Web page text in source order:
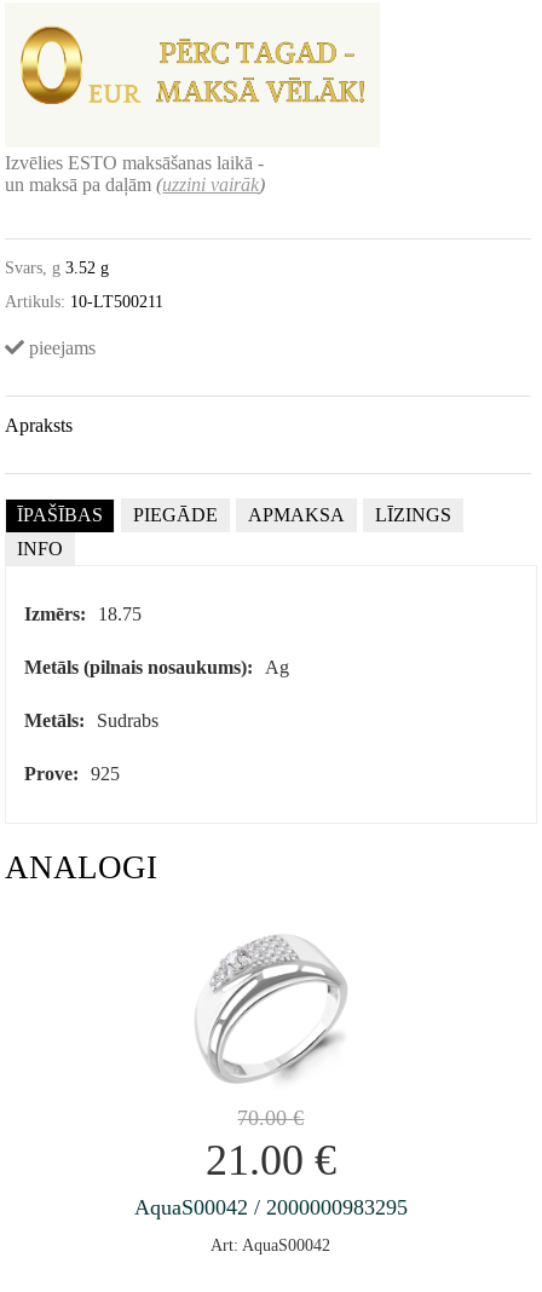
Izvēlies ESTO maksāšanas laikā -
un maksā pa daļām(uzzini vairāk)
Svars, g 3.52 g
Artikuls: 10-LT500211
pieejams
Apraksts
ĪPAŠĪBAS PIEGĀDE APMAKSA
LĪZINGS
INFO
Izmērs: 18.75
Metāls (pilnais nosaukums): Ag
Metāls: Sudrabs
Prove: 925
ANALOGI
70.00€
21.00 €
AquaS00042 / 2000000983295
Art: AquaS00042